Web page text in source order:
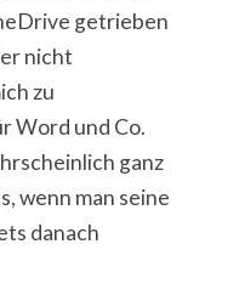
getrieben
nicht
zu
Word und Co.
ganz
wenn man seine
danach